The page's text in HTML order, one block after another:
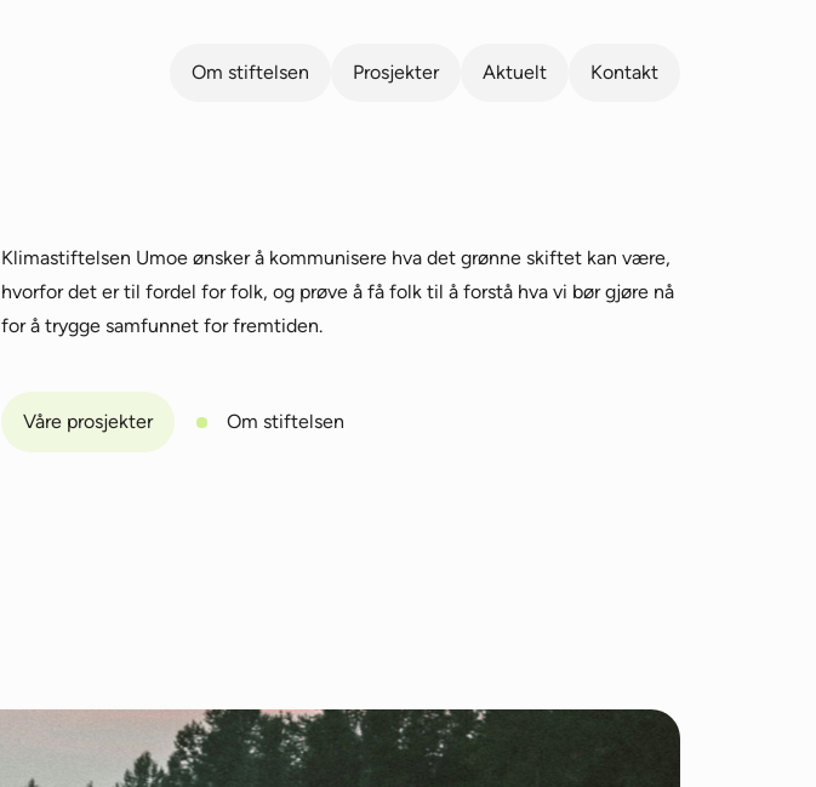
Om stiftelsen Prosjekter Aktuelt Kontakt
Klimastiftelsen Umoe ønsker å kommunisere hva det grønne skiftet kan være,
hvorfor det er til fordel for folk, og prøve å få folk til å forstå hva vi bør gjøre nå
for å trygge samfunnet for fremtiden.
Våre prosjekter Om stiftelsen